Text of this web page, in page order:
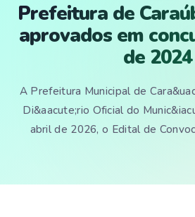
Prefeitura de
aprovados em
de 2024
A Prefeitura Municipal de
Di&aacute;rio Oficial do
abril de 2026, o Edital de